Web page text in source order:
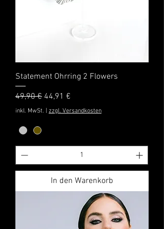
Statement Ohrring 2 Flowers
Standardpreis
49,90 € Sale-Preis
44,91 €
inkl. MwSt. zzgl. Versandkosten
In den Warenkorb